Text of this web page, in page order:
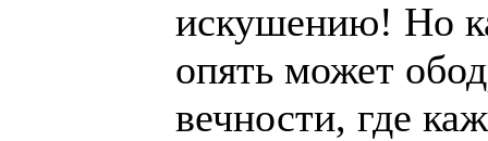
искушению! Но
опять может
вечности, где